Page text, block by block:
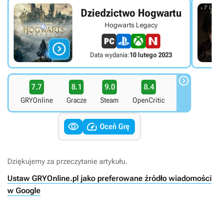

Dziedzictwo Hogwartu
Hogwarts Legacy
Data wydania:10 lutego 2023
7.7
GRYOnline
8.1
Gracze
9.0
Steam
8.4
OpenCritic

  Oceń Grę
Dziękujemy za przeczytanie artykułu.
Ustaw GRYOnline.pl jako preferowane źródło wiadomości
w Google